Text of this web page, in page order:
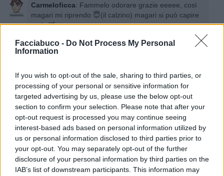
Facciabuco - Do Not Process My Personal
Information
If you wish to opt-out of the sale, sharing to third parties, or
processing of your personal or sensitive information for
targeted advertising by us, please use the below opt-out
section to confirm your selection. Please note that after your
opt-out request is processed you may continue seeing
interest-based ads based on personal information utilized by
us or personal information disclosed to third parties prior to
your opt-out. You may separately opt-out of the further
disclosure of your personal information by third parties on the
IAB’s list of downstream participants. This information may
Carmeloficca: Fammelo odorare grazie eeeee, così
magari mi riprendo 😇(il calzino) magari si può capire
male 🤣...
·Ti stimo·Rispondi